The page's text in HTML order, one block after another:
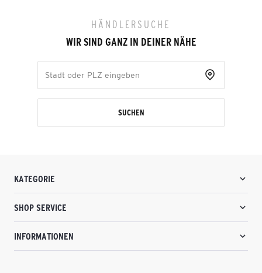
HÄNDLERSUCHE
WIR SIND GANZ IN DEINER NÄHE
SUCHEN
KATEGORIE
SHOP SERVICE
INFORMATIONEN